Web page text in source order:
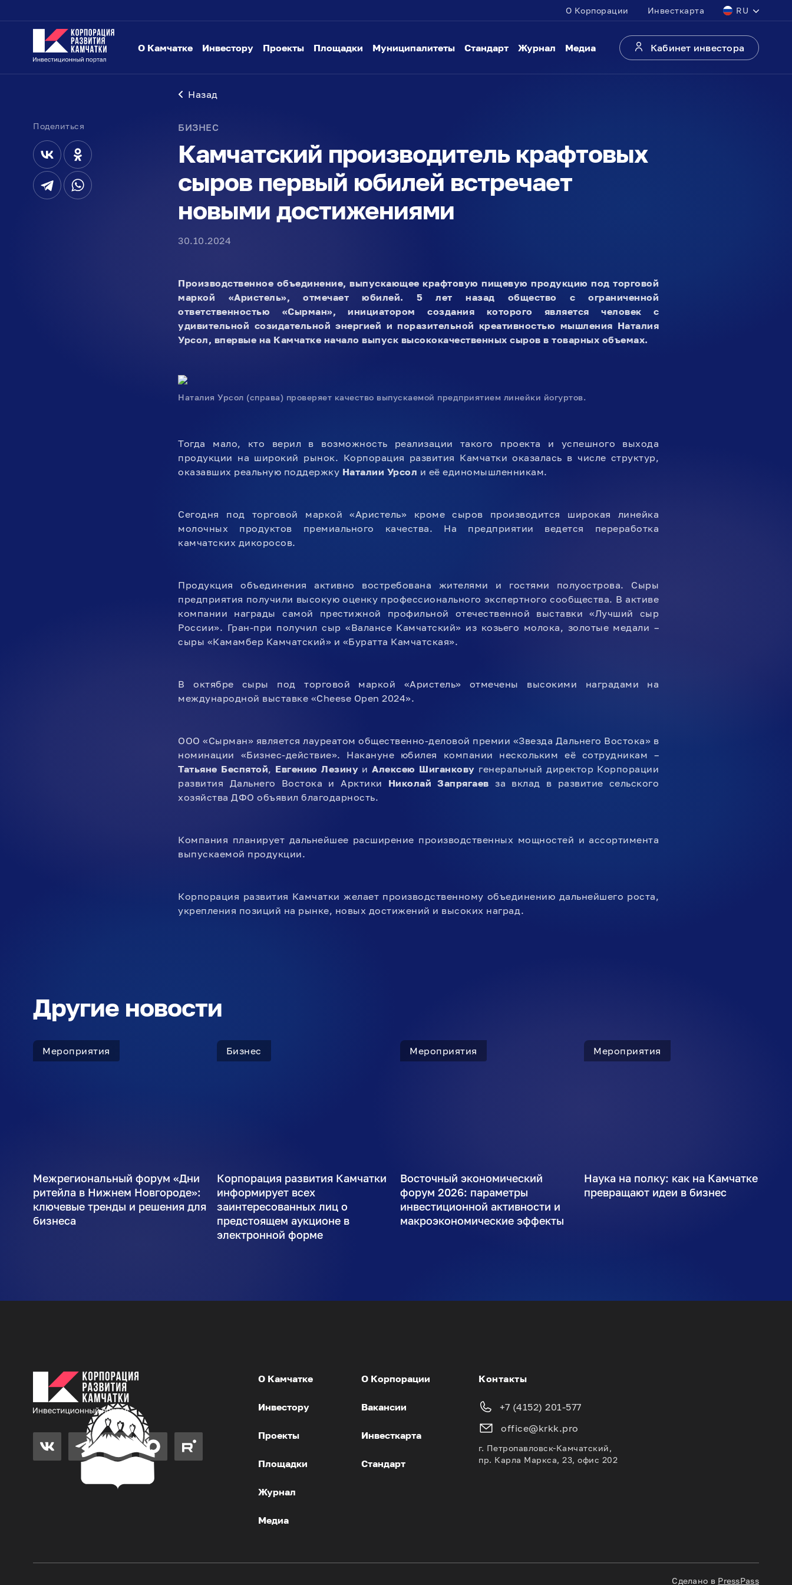
О Корпорации Инвесткарта RU
О Камчатке Инвестору Проекты Площадки Муниципалитеты Стандарт Журнал Медиа Кабинет инвестора
Поделиться
Назад
БИЗНЕС
Камчатский производитель крафтовых
сыров первый юбилей встречает
новыми достижениями
30.10.2024
Производственное объединение, выпускающее крафтовую пищевую продукцию под торговой
маркой «Аристель», отмечает юбилей. 5 лет назад общество с ограниченной
ответственностью «Сырман», инициатором создания которого является человек с
удивительной созидательной энергией и поразительной креативностью мышления Наталия
Урсол, впервые на Камчатке начало выпуск высококачественных сыров в товарных объемах.
Наталия Урсол (справа) проверяет качество выпускаемой предприятием линейки йогуртов.
Тогда мало, кто верил в возможность реализации такого проекта и успешного выхода
продукции на широкий рынок. Корпорация развития Камчатки оказалась в числе структур,
оказавших реальную поддержку Наталии Урсол и её единомышленникам.
Сегодня под торговой маркой «Аристель» кроме сыров производится широкая линейка
молочных продуктов премиального качества. На предприятии ведется переработка
камчатских дикоросов.
Продукция объединения активно востребована жителями и гостями полуострова. Сыры
предприятия получили высокую оценку профессионального экспертного сообщества. В активе
компании награды самой престижной профильной отечественной выставки «Лучший сыр
России». Гран-при получил сыр «Валансе Камчатский» из козьего молока, золотые медали –
сыры «Камамбер Камчатский» и «Буратта Камчатская».
В октябре сыры под торговой маркой «Аристель» отмечены высокими наградами на
международной выставке «Cheese Open 2024».
ООО «Сырман» является лауреатом общественно-деловой премии «Звезда Дальнего Востока» в
номинации «Бизнес-действие». Накануне юбилея компании нескольким её сотрудникам –
Татьяне Беспятой, Евгению Лезину иАлексею Шиганкову генеральный директор Корпорации
развития Дальнего Востока и Арктики Николай Запрягаев за вклад в развитие сельского
хозяйства ДФО объявил благодарность.
Компания планирует дальнейшее расширение производственных мощностей и ассортимента
выпускаемой продукции.
Корпорация развития Камчатки желает производственному объединению дальнейшего роста,
укрепления позиций на рынке, новых достижений и высоких наград.
Другие новости
Мероприятия
Межрегиональный форум «Дни
ритейла в Нижнем Новгороде»:
ключевые тренды и решения для
бизнеса
Бизнес
Корпорация развития Камчатки
информирует всех
заинтересованных лиц о
предстоящем аукционе в
электронной форме
Мероприятия
Восточный экономический
форум 2026: параметры
инвестиционной активности и
макроэкономические эффекты
Мероприятия
Наука на полку: как на Камчатке
превращают идеи в бизнес
О Камчатке
Инвестору
Проекты
Площадки
Журнал
Медиа
О Корпорации
Вакансии
Инвесткарта
Стандарт
Контакты
+7 (4152) 201-577
office@krkk.pro
г. Петропавловск-Камчатский,
пр. Карла Маркса, 23, офис 202
Сделано в PressPass